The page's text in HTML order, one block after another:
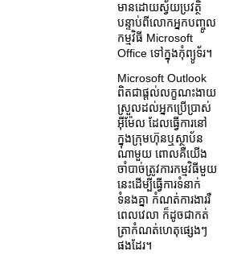
មានដោយស្វ័យប្រវត្ថិ
បន្ទាប់ពីលោកអ្នកបញ្ចូល
កម្មវិធី Microsoft
Office ទៅក្នុងកុំព្យូទ័រ។
Microsoft Outlook
ពិតជាផ្តល់លក្ខណះងាយ
ស្រួលដល់អ្នកប្រើប្រាស់
អ៊ីម៉ែល ដែលធ្វើការនៅ
ក្នុងក្រុមហ៊ុនឬស្ថាប័ន
ណាមួយ ពោលគឺយើង
ចាំបាច់ត្រូវការកម្មវិធីមួយ
នេះដើម្បីធ្វើការទំនាក់
ទំនងគ្នា កំណត់ការងាររឺ
ពេលវេលា ក៏ដូចជាកត់
ត្រាកំណត់ហេតុផ្សេងៗ
ផងដែរ។